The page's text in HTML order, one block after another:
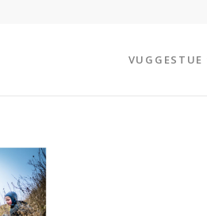
VUGGESTUE